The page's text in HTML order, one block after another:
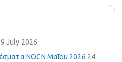
July 2026
NOCN Μαΐου 2026 24